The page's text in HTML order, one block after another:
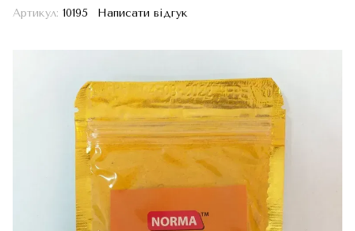
Артикул: 10195 Написати відгук